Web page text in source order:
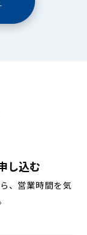
し込む
、営業時間を気